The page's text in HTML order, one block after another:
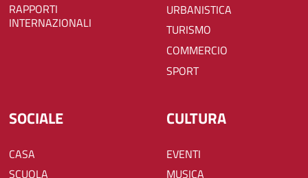
RAPPORTI
INTERNAZIONALI
URBANISTICA
TURISMO
COMMERCIO
SPORT
SOCIALE
CASA
SCUOLA
CULTURA
EVENTI
MUSICA